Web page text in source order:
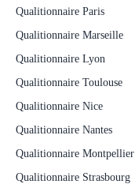
Qualitionnaire Paris
Qualitionnaire Marseille
Qualitionnaire Lyon
Qualitionnaire Toulouse
Qualitionnaire Nice
Qualitionnaire Nantes
Qualitionnaire Montpellier
Qualitionnaire Strasbourg